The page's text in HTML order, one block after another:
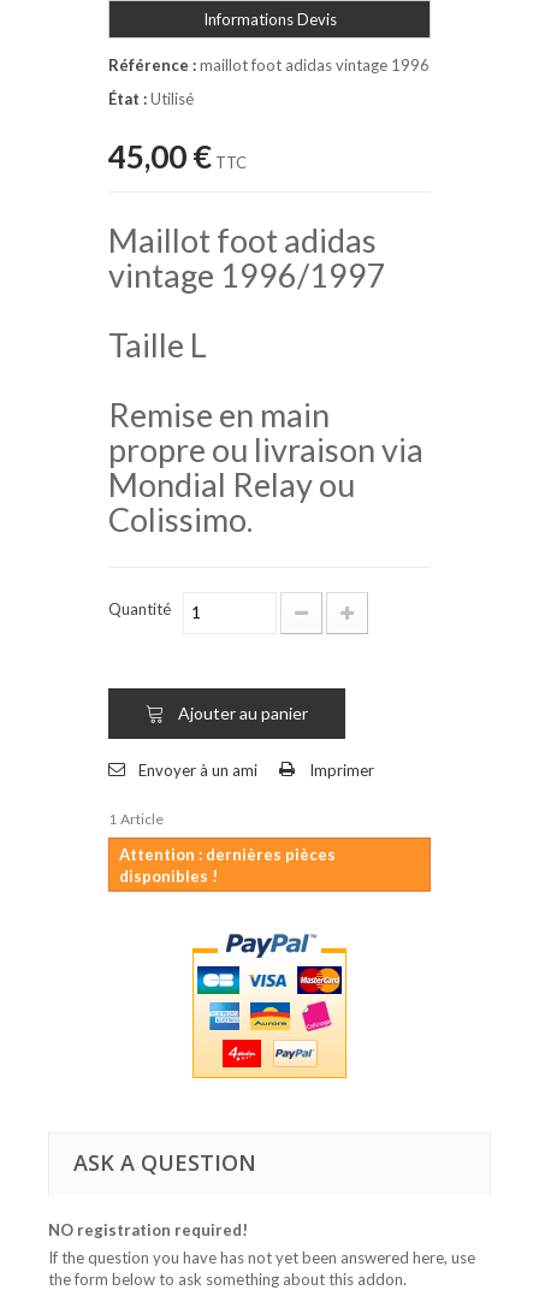
Informations Devis
Référence :maillot foot adidas vintage 1996
État :Utilisé
45,00 € TTC
Maillot foot adidas
vintage 1996/1997
Taille L
Remise en main
propre ou livraison via
Mondial Relay ou
Colissimo.
Quantité
Ajouter au panier
Envoyer à un ami Imprimer
1 Article
Attention : dernières pièces
disponibles !
ASK A QUESTION
NO registration required!
If the question you have has not yet been answered here, use
the form below to ask something about this addon.